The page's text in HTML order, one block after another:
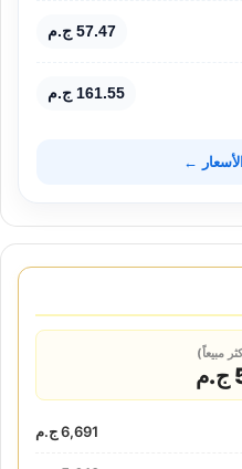
57.47 ج.م
161.55 ج.م
←
6,691 ج.م